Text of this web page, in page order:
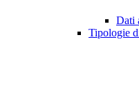
Dati
Tipologie